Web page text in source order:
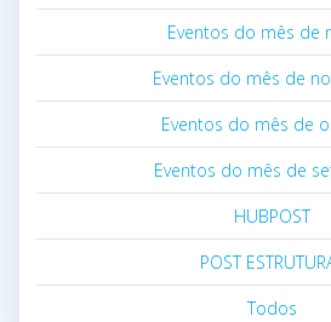
Eventos do mês de
Eventos do mês de
Eventos do mês de
Eventos do mês de
HUBPOST
POST
Todos